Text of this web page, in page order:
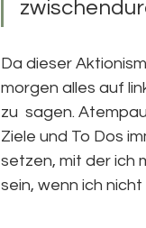
Da dieser
morgen alles auf
zu  sagen.
Ziele und To Dos
setzen, mit der ich
sein, wenn ich